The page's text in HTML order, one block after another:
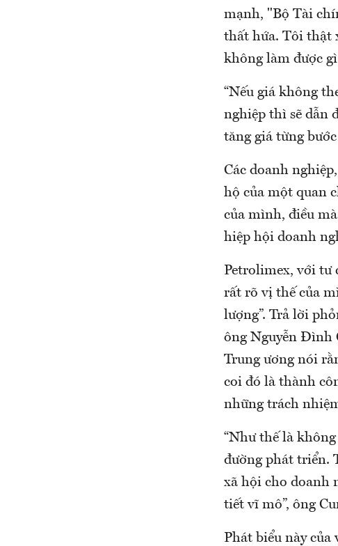
mạnh, "Bộ Tài
thất hứa. Tôi thật
không làm được
“Nếu giá không
nghiệp thì sẽ dẫn
tăng giá từng
Các doanh
hộ của một quan
của mình, điều
hiệp hội doanh
Petrolimex, với tư
rất rõ vị thế của
lượng”. Trả lời
ông Nguyễn Đình
Trung ương nói
coi đó là thành
những trách
“Như thế là
đường phát triển.
xã hội cho doanh
tiết vĩ mô”, ông
Phát biểu này